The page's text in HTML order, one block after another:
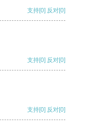
支持[0] 反对[0]
支持[0] 反对[0]
支持[0] 反对[0]